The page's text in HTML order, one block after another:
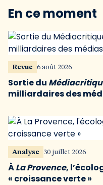
En ce moment
Revue 6 août 2026
Sortie du
milliardaires des
Analyse 30 juillet 2026
ÀLa Provence,
« croissance verte »